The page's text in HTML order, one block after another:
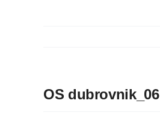
OS dubrovnik_06